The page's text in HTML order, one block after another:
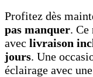
Profitez dès
pas manquer. Ce
avec livraison
jours. Une
éclairage avec